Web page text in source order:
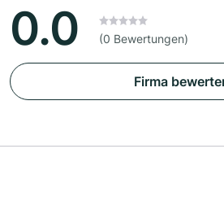
0.0 (0 Bewertungen)
Firma